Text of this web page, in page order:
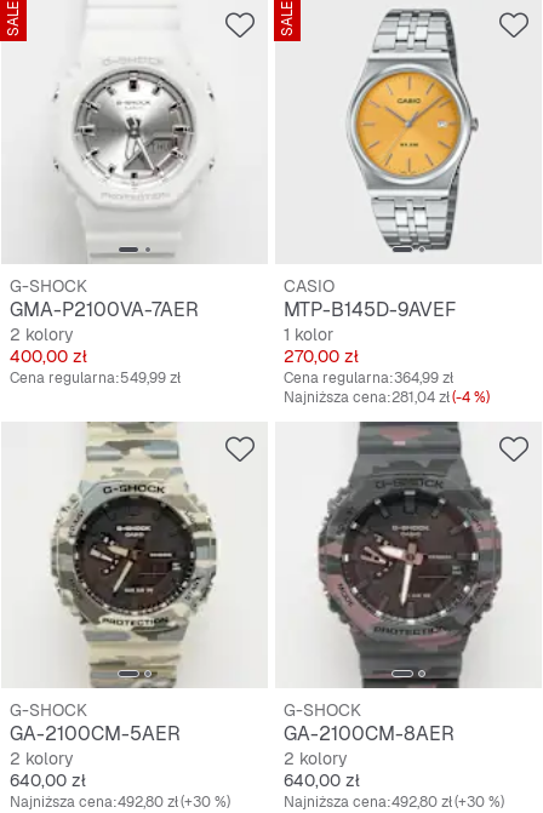
SALE
G-SHOCK
GMA-P2100VA-7AER
2 kolory
Cena
400,00 zł
Cena regularna:549,99 zł
SALE
CASIO
MTP-B145D-9AVEF
1 kolor
Cena
270,00 zł
Cena regularna:364,99 zł
Najniższa cena:281,04 zł(-4 %)
G-SHOCK
GA-2100CM-5AER
2 kolory
Cena
640,00 zł
Najniższa cena:492,80 zł(+30 %)
G-SHOCK
GA-2100CM-8AER
2 kolory
Cena
640,00 zł
Najniższa cena:492,80 zł(+30 %)